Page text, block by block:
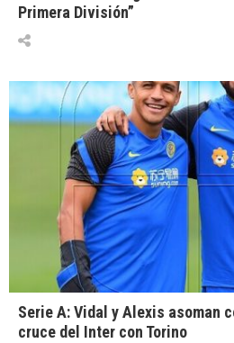
Primera División”
Serie A: Vidal y Alexis asoman
cruce del Inter con Torino